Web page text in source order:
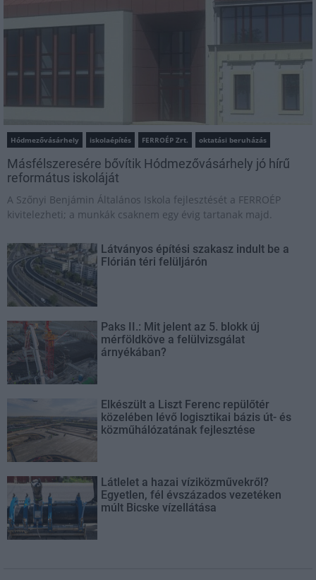
Hódmezővásárhely iskolaépítés FERROÉP Zrt. oktatási beruházás
Másfélszeresére bővítik Hódmezővásárhely jó hírű
református iskoláját
A Szőnyi Benjámin Általános Iskola fejlesztését a FERROÉP
kivitelezheti; a munkák csaknem egy évig tartanak majd.
Látványos építési szakasz indult be a
Flórián téri felüljárón
Paks II.: Mit jelent az 5. blokk új
mérföldköve a felülvizsgálat
árnyékában?
Elkészült a Liszt Ferenc repülőtér
közelében lévő logisztikai bázis út- és
közműhálózatának fejlesztése
Látlelet a hazai víziközművekről?
Egyetlen, fél évszázados vezetéken
múlt Bicske vízellátása